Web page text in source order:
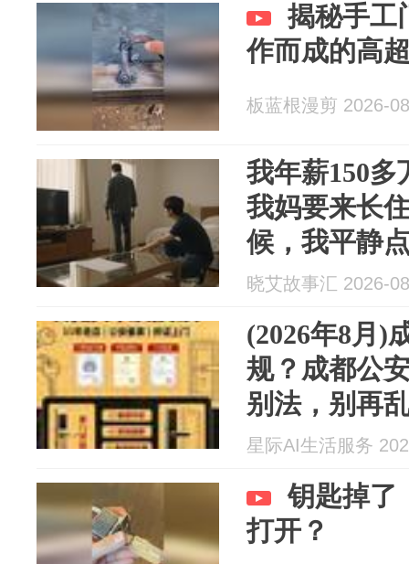
揭秘手工
作而成的高
板蓝根漫剪 2026-
我年薪150多
我妈要来长
候，我平静
密码锁，把
晓艾故事汇 2026-
(2026年8月)
规？成都公
别法，别再
星际AI生活服务
钥匙掉了
打开？